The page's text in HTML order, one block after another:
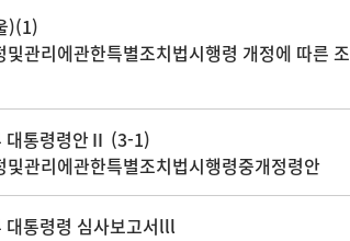
)(1)
관리에관한특별조치법시행령 개정에 따른 조
대통령령안Ⅱ (3-1)
관리에관한특별조치법시행령중개정령안
통령령 심사보고서lll